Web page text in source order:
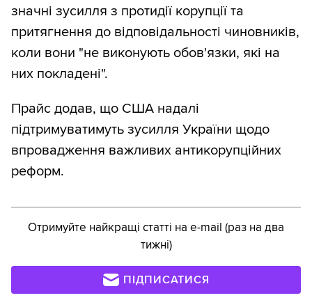
значні зусилля з протидії корупції та
притягнення до відповідальності чиновників,
коли вони "не виконують обов'язки, які на
них покладені".
Прайс додав, що США надалі
підтримуватимуть зусилля України щодо
впровадження важливих антикорупційних
реформ.
Отримуйте найкращі статті на e-mail (раз на два
тижні)
ПІДПИСАТИСЯ